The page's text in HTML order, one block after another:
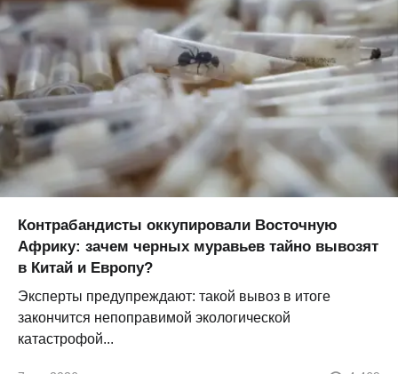
Контрабандисты оккупировали Восточную
Африку: зачем черных муравьев тайно вывозят
в Китай и Европу?
Эксперты предупреждают: такой вывоз в итоге
закончится непоправимой экологической
катастрофой...